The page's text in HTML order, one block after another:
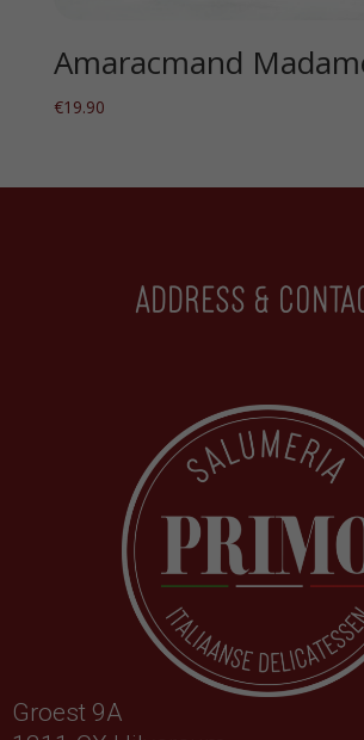
Amaracmand
€19.90
Address &
Groest 9A